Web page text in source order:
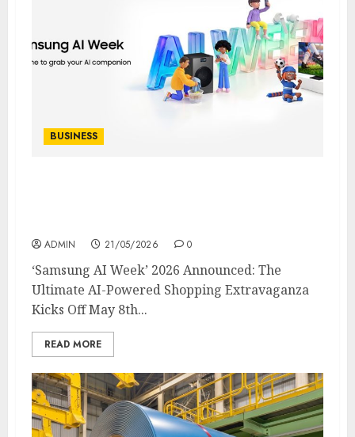
BUSINESS
ADMIN 21/05/2026 0
‘Samsung AI Week’ 2026 Announced: The
Ultimate AI-Powered Shopping Extravaganza
Kicks Off May 8th...
READ MORE